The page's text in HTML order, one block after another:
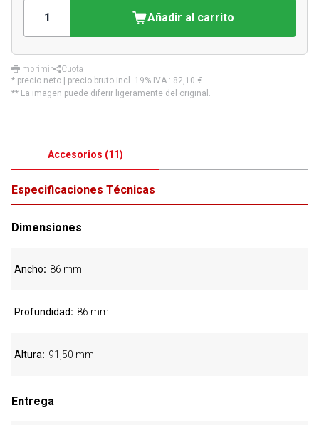
Añadir al carrito
Imprimir
Cuota
* precio neto | precio bruto incl. 19% IVA.: 82,10 €
** La imagen puede diferir ligeramente del original.
Accesorios (11)
Especificaciones Técnicas
Dimensiones
Ancho 86 mm
Profundidad 86 mm
Altura 91,50 mm
Entrega